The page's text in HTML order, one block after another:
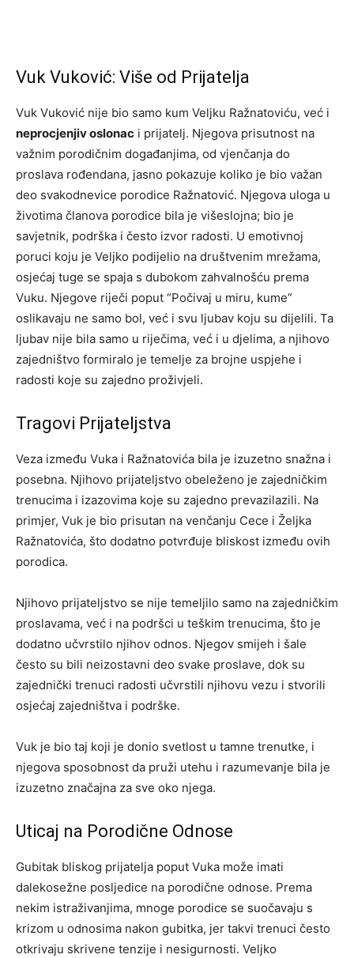
Vuk Vuković: Više od Prijatelja
Vuk Vuković nije bio samo kum Veljku Ražnatoviću, već i
neprocjenjiv oslonac i prijatelj. Njegova prisutnost na
važnim porodičnim događanjima, od vjenčanja do
proslava rođendana, jasno pokazuje koliko je bio važan
deo svakodnevice porodice Ražnatović. Njegova uloga u
životima članova porodice bila je višeslojna; bio je
savjetnik, podrška i često izvor radosti. U emotivnoj
poruci koju je Veljko podijelio na društvenim mrežama,
osjećaj tuge se spaja s dubokom zahvalnošću prema
Vuku. Njegove riječi poput “Počivaj u miru, kume”
oslikavaju ne samo bol, već i svu ljubav koju su dijelili. Ta
ljubav nije bila samo u riječima, već i u djelima, a njihovo
zajedništvo formiralo je temelje za brojne uspjehe i
radosti koje su zajedno proživjeli.
Tragovi Prijateljstva
Veza između Vuka i Ražnatovića bila je izuzetno snažna i
posebna. Njihovo prijateljstvo obeleženo je zajedničkim
trenucima i izazovima koje su zajedno prevazilazili. Na
primjer, Vuk je bio prisutan na venčanju Cece i Željka
Ražnatovića, što dodatno potvrđuje bliskost između ovih
porodica.
Njihovo prijateljstvo se nije temeljilo samo na zajedničkim
proslavama, već i na podršci u teškim trenucima, što je
dodatno učvrstilo njihov odnos. Njegov smijeh i šale
često su bili neizostavni deo svake proslave, dok su
zajednički trenuci radosti učvrstili njihovu vezu i stvorili
osjećaj zajedništva i podrške.
Vuk je bio taj koji je donio svetlost u tamne trenutke, i
njegova sposobnost da pruži utehu i razumevanje bila je
izuzetno značajna za sve oko njega.
Uticaj na Porodične Odnose
Gubitak bliskog prijatelja poput Vuka može imati
dalekosežne posljedice na porodične odnose. Prema
nekim istraživanjima, mnoge porodice se suočavaju s
krizom u odnosima nakon gubitka, jer takvi trenuci često
otkrivaju skrivene tenzije i nesigurnosti. Veljko